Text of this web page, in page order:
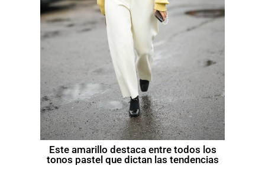
Este amarillo destaca entre todos los
tonos pastel que dictan las tendencias